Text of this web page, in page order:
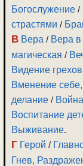
Богослужение /
страстями /
В Вера / Вера в
магическая /
Видение грехов
Вменение
делание / Война
Воспитание
Выживание.
Г Герой /
Гнев,